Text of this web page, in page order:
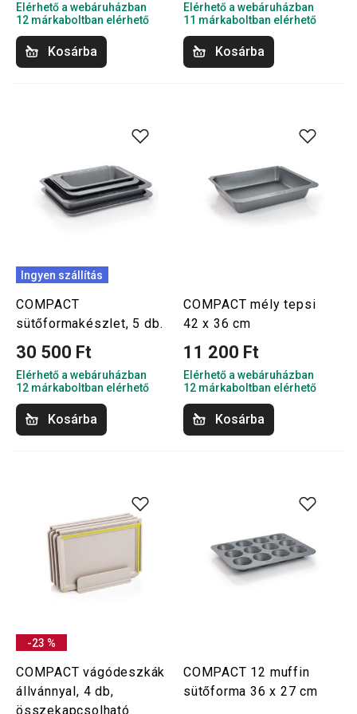
Elérhető a webáruházban
12 márkaboltban elérhető
Kosárba
Elérhető a webáruházban
11 márkaboltban elérhető
Kosárba
Ingyen szállítás
COMPACT
sütőformakészlet, 5 db.
30 500 Ft
Elérhető a webáruházban
12 márkaboltban elérhető
Kosárba
COMPACT mély tepsi
42 x 36 cm
11 200 Ft
Elérhető a webáruházban
12 márkaboltban elérhető
Kosárba
-23 %
COMPACT vágódeszkák
állvánnyal, 4 db,
összekapcsolható
COMPACT 12 muffin
sütőforma 36 x 27 cm